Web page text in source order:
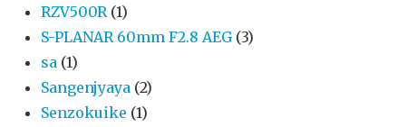
RZV500R (1)
S-PLANAR 60mm F2.8 AEG (3)
sa (1)
Sangenjyaya (2)
Senzokuike (1)